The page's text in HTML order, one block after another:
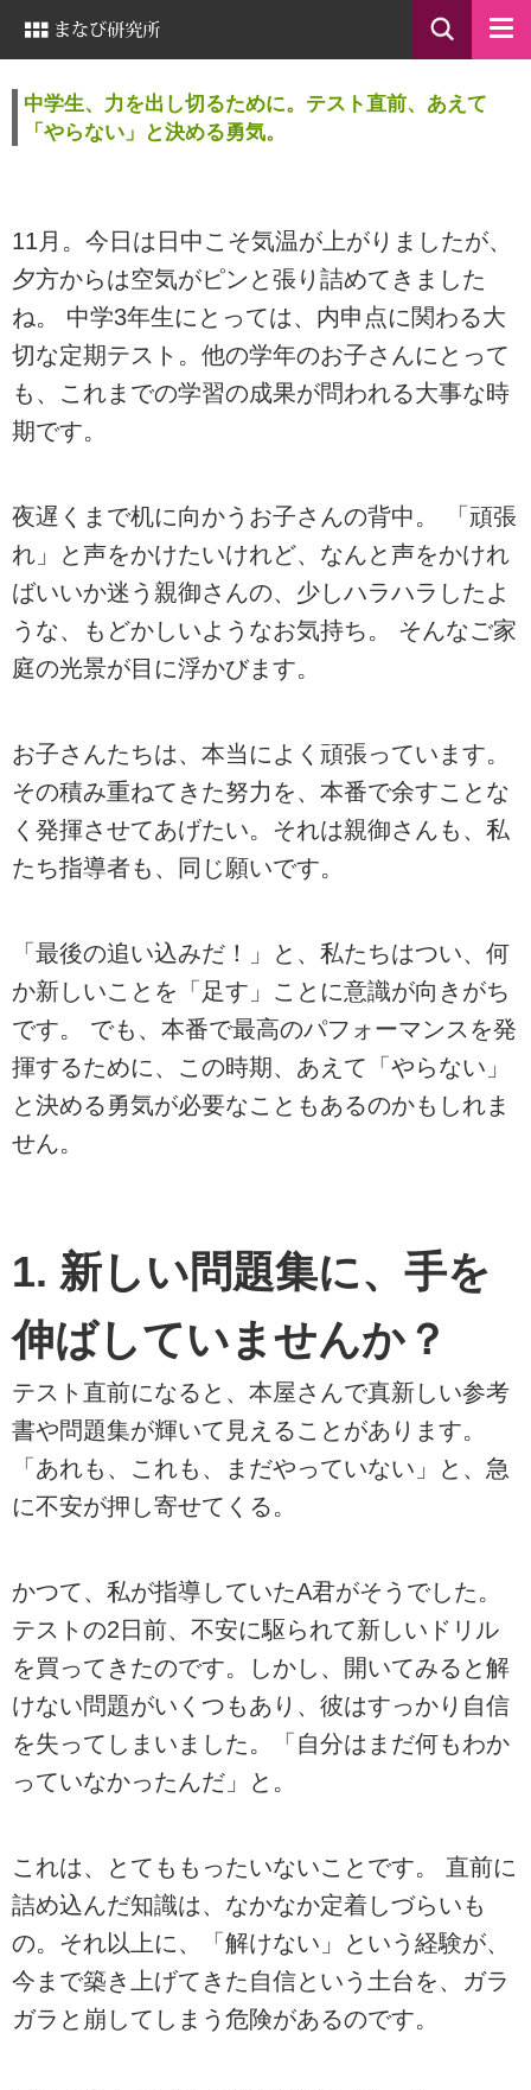
中学生、力を出し切るために。テスト直前、あえて
「やらない」と決める勇気。
11月。今日は日中こそ気温が上がりましたが、
夕方からは空気がピンと張り詰めてきました
ね。 中学3年生にとっては、内申点に関わる大
切な定期テスト。他の学年のお子さんにとって
も、これまでの学習の成果が問われる大事な時
期です。
夜遅くまで机に向かうお子さんの背中。 「頑張
れ」と声をかけたいけれど、なんと声をかけれ
ばいいか迷う親御さんの、少しハラハラしたよ
うな、もどかしいようなお気持ち。 そんなご家
庭の光景が目に浮かびます。
お子さんたちは、本当によく頑張っています。
その積み重ねてきた努力を、本番で余すことな
く発揮させてあげたい。それは親御さんも、私
たち指導者も、同じ願いです。
「最後の追い込みだ！」と、私たちはつい、何
か新しいことを「足す」ことに意識が向きがち
です。 でも、本番で最高のパフォーマンスを発
揮するために、この時期、あえて「やらない」
と決める勇気が必要なこともあるのかもしれま
せん。
1. 新しい問題集に、手を
伸ばしていませんか？
テスト直前になると、本屋さんで真新しい参考
書や問題集が輝いて見えることがあります。
「あれも、これも、まだやっていない」と、急
に不安が押し寄せてくる。
かつて、私が指導していたA君がそうでした。
テストの2日前、不安に駆られて新しいドリル
を買ってきたのです。しかし、開いてみると解
けない問題がいくつもあり、彼はすっかり自信
を失ってしまいました。「自分はまだ何もわか
っていなかったんだ」と。
これは、とてももったいないことです。 直前に
詰め込んだ知識は、なかなか定着しづらいも
の。それ以上に、「解けない」という経験が、
今まで築き上げてきた自信という土台を、ガラ
ガラと崩してしまう危険があるのです。